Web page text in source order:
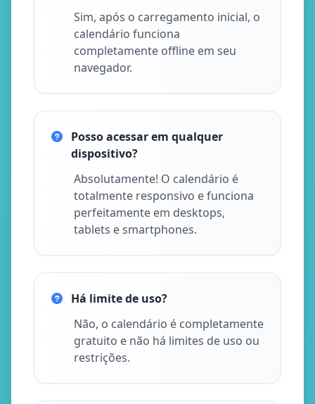
Sim, após o carregamento inicial, o
calendário funciona
completamente offline em seu
navegador.
Posso acessar em qualquer
dispositivo?
Absolutamente! O calendário é
totalmente responsivo e funciona
perfeitamente em desktops,
tablets e smartphones.
Há limite de uso?
Não, o calendário é completamente
gratuito e não há limites de uso ou
restrições.